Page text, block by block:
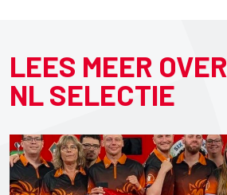
LEES MEER OVER
NL SELECTIE